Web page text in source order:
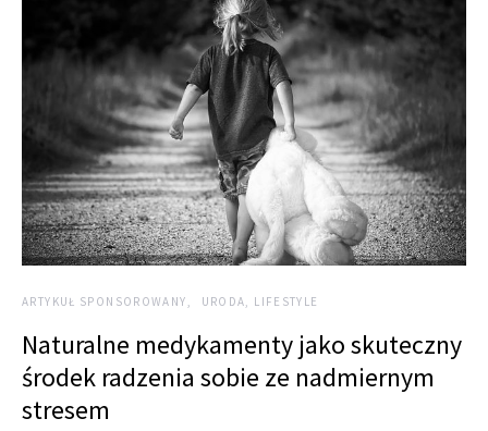
ARTYKUŁ SPONSOROWANY URODA, LIFESTYLE
Naturalne medykamenty jako skuteczny
środek radzenia sobie ze nadmiernym
stresem